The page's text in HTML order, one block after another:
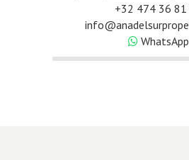
+32 474 36 81
WhatsApp